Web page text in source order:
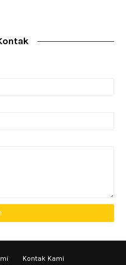
Kontak Kami